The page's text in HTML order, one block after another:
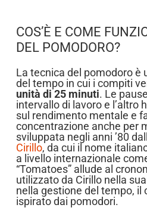
COS’È E COME
DEL POMODORO?
La tecnica del pomodoro è
del tempo in cui i compiti
unità di 25 minuti. Le
intervallo di lavoro e l’altro
sul rendimento mentale e
concentrazione anche per
sviluppata negli anni ’80
Cirillo, da cui il nome
a livello internazionale
“Tomatoes” allude al
utilizzato da Cirillo nella
nella gestione del tempo, il
ispirato dai pomodori.